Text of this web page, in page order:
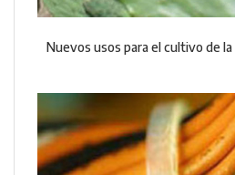
Nuevos usos para el cultivo de